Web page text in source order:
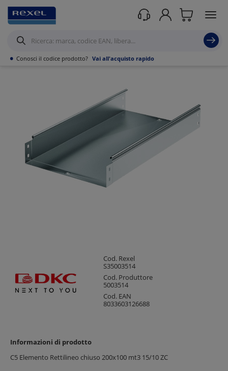
• Conosci il codice prodotto? Vai all'acquisto rapido
Prodotti /Canalizzazioni
Cod. Rexel
S35003514
Cod. Produttore
5003514
Cod. EAN
8033603126688
Informazioni di prodotto
C5 Elemento Rettilineo chiuso 200x100 mt3 15/10 ZC